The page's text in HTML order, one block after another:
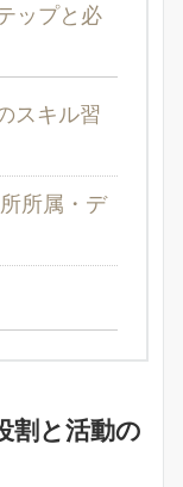
ップと必
スキル習
所属・デ
割と活動の